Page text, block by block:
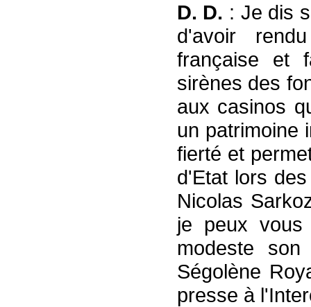
D. D. : Je dis
d'avoir
française et
sirènes des
aux casinos
un patrimoine
fierté et
d'Etat lors
Nicolas
je peux
modeste
Ségolène
presse à